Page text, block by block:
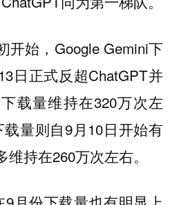
开始，Google Gemini下
日正式反超ChatGPT并
载量维持在320万次左
量则自9月10日开始有
持在260万次左右。